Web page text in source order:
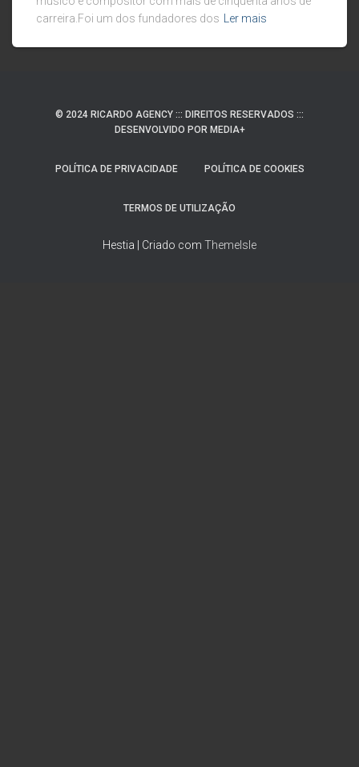
carreira.Foi um dos fundadores dos
Ler mais
© 2024 RICARDO AGENCY ::: DIREITOS RESERVADOS :::
DESENVOLVIDO POR MEDIA+
POLÍTICA DE PRIVACIDADE POLÍTICA DE COOKIES
TERMOS DE UTILIZAÇÃO
Hestia | Criado com ThemeIsle